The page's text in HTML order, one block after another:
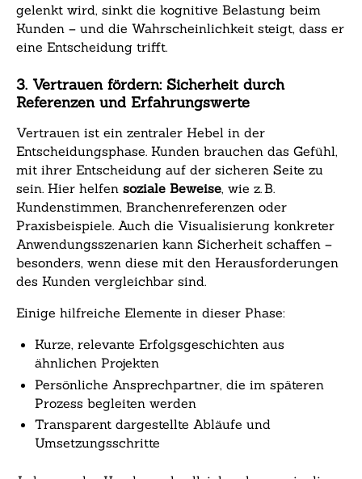
gelenkt wird, sinkt die kognitive Belastung beim
Kunden – und die Wahrscheinlichkeit steigt, dass er
eine Entscheidung trifft.
3. Vertrauen fördern: Sicherheit durch
Referenzen und Erfahrungswerte
Vertrauen ist ein zentraler Hebel in der
Entscheidungsphase. Kunden brauchen das Gefühl,
mit ihrer Entscheidung auf der sicheren Seite zu
sein. Hier helfen soziale Beweise, wie z. B.
Kundenstimmen, Branchenreferenzen oder
Praxisbeispiele. Auch die Visualisierung konkreter
Anwendungsszenarien kann Sicherheit schaffen –
besonders, wenn diese mit den Herausforderungen
des Kunden vergleichbar sind.
Einige hilfreiche Elemente in dieser Phase:
Kurze, relevante Erfolgsgeschichten aus
ähnlichen Projekten
Persönliche Ansprechpartner, die im späteren
Prozess begleiten werden
Transparent dargestellte Abläufe und
Umsetzungsschritte